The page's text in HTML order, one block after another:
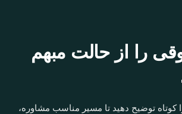
را از حالت مبهم
کوتاه توضیح دهید تا مسیر مناسب مشاوره،